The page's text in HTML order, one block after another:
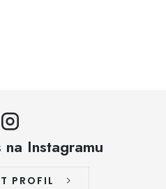
Instagramu
PROFIL